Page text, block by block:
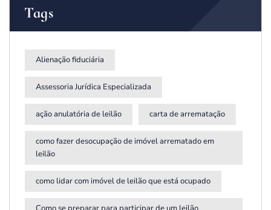
Tags
Alienação fiduciária
Assessoria Jurídica Especializada
ação anulatória de leilão carta de arrematação
como fazer desocupação de imóvel arrematado em
leilão
como lidar com imóvel de leilão que está ocupado